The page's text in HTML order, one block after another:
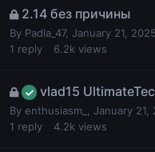
2.14 без причины
By Padla_47, January 21, 2025
1 reply 6.2k views
vlad15
By enthusiasm_
January 21,
1 reply 4.2k views